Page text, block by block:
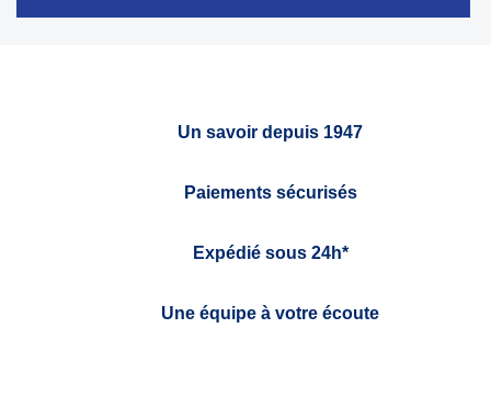
Un savoir depuis 1947
Paiements sécurisés
Expédié sous 24h*
Une équipe à votre écoute